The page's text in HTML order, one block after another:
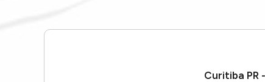
Curitiba PR